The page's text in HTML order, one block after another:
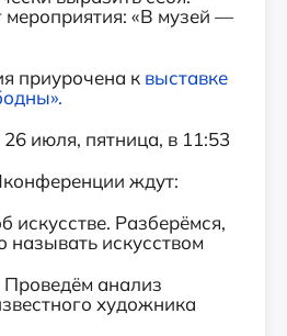
мероприятия: «В музей —
приурочена к выставке
июля, пятница, в 11:53
ждут:
искусстве. Разберёмся,
искусством
анализ
художника